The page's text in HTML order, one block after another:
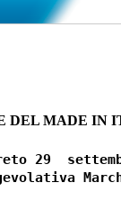
DEL MADE IN
29